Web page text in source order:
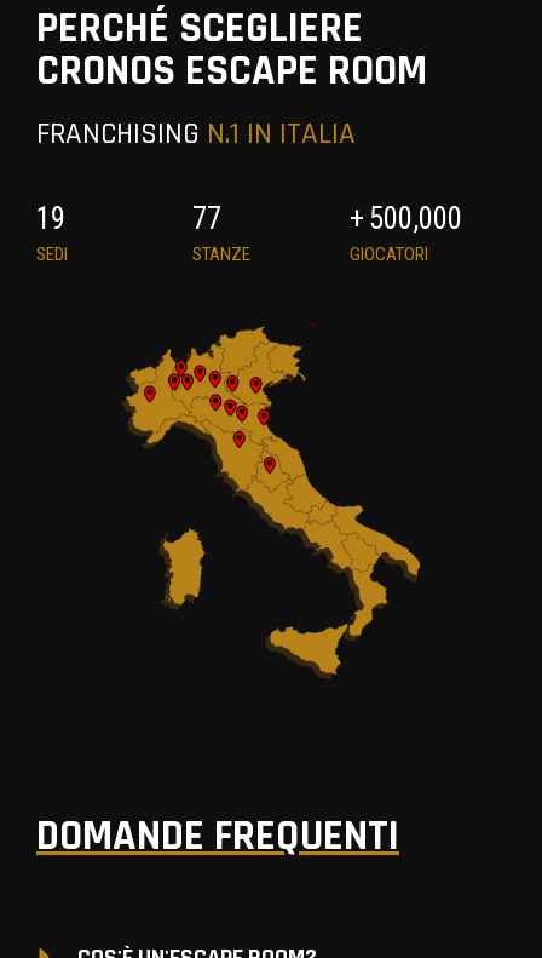
PERCHÉ SCEGLIERE
CRONOS ESCAPE ROOM
FRANCHISING N.1 IN ITALIA
19
SEDI
77
STANZE
+ 500,000
GIOCATORI
DOMANDE FREQUENTI